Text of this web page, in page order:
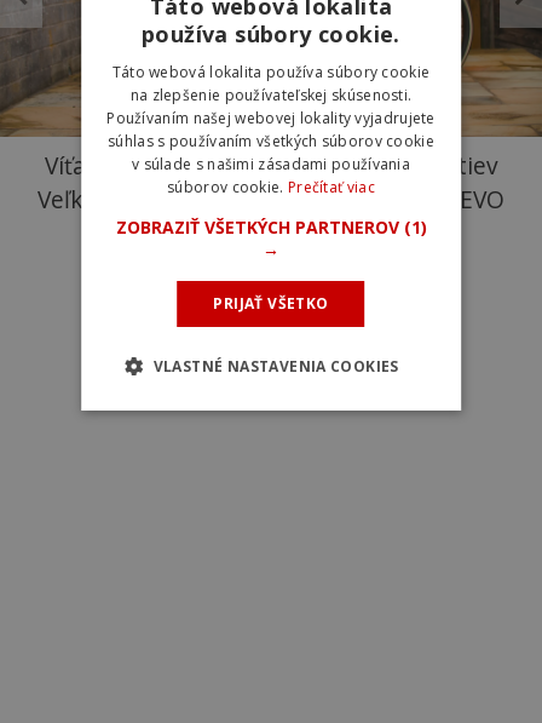
Víťazný bicykel vrchárskych Majstrovstiev
Veľkej Británie - Cannondale SuperSix EVO
Lab71. Foto: Bikeradar
Táto webová lokalita
používa súbory cookie.
Táto webová lokalita používa súbory cookie
na zlepšenie používateľskej skúsenosti.
Používaním našej webovej lokality vyjadrujete
súhlas s používaním všetkých súborov cookie
v súlade s našimi zásadami používania
súborov cookie. Prečítať viac
ZOBRAZIŤ VŠETKÝCH PARTNEROV (1)
→
PRIJAŤ VŠETKO
VLASTNÉ NASTAVENIA COOKIES